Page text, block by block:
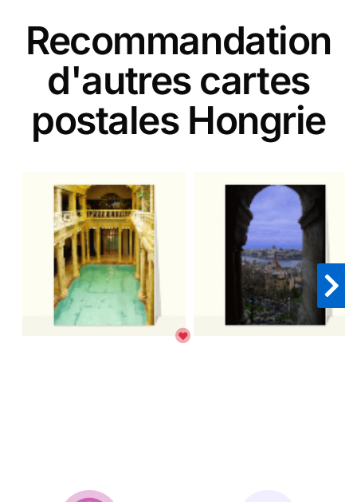
Recommandation
d'autres cartes
postales Hongrie